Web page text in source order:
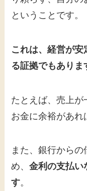
ということです。
これは、経営が安
る証拠でもありま
たとえば、売上
お金に余裕があれ
また、銀行から
め、金利の支払い
す。